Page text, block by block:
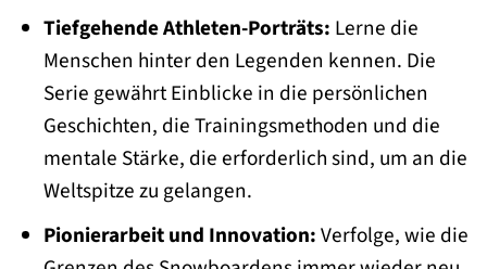
Tiefgehende Athleten-Porträts: Lerne die
Menschen hinter den Legenden kennen. Die
Serie gewährt Einblicke in die persönlichen
Geschichten, die Trainingsmethoden und die
mentale Stärke, die erforderlich sind, um an die
Weltspitze zu gelangen.
Pionierarbeit und Innovation:Verfolge, wie die